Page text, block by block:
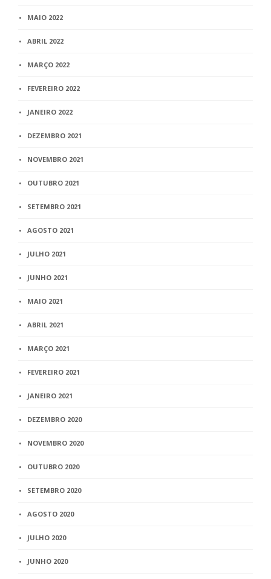
MAIO 2022
ABRIL 2022
MARÇO 2022
FEVEREIRO 2022
JANEIRO 2022
DEZEMBRO 2021
NOVEMBRO 2021
OUTUBRO 2021
SETEMBRO 2021
AGOSTO 2021
JULHO 2021
JUNHO 2021
MAIO 2021
ABRIL 2021
MARÇO 2021
FEVEREIRO 2021
JANEIRO 2021
DEZEMBRO 2020
NOVEMBRO 2020
OUTUBRO 2020
SETEMBRO 2020
AGOSTO 2020
JULHO 2020
JUNHO 2020